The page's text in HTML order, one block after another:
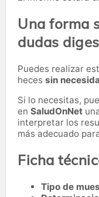
Una forma
dudas
Puedes realizar
heces sin
Si lo necesitas,
en SaludOnNet
interpretar los
más adecuado
Ficha
Tipo de